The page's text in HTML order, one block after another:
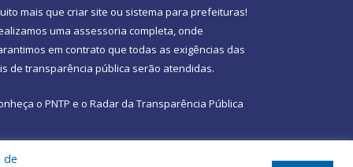
mais que criar site ou sistema para prefeituras!
uma assessoria completa, onde
em contrato que todas as exigências das
de transparência pública serão atendidas.
o PNTP e o Radar da Transparência Pública
de